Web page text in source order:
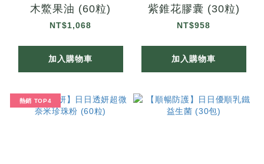
木鱉果油 (60粒)
NT$1,068
加入購物車
紫錐花膠囊 (30粒)
NT$958
加入購物車
熱銷 TOP4